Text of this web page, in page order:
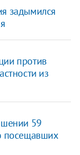
задымился
против
из
59
посещавших